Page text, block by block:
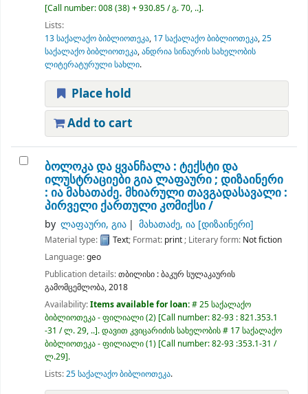
Call number:008 (38) + 930.85 / გ. 70, .. .
Lists:
13 საქალაქო ბიბლიოთეკა, 17 საქალაქო ბიბლიოთეკა,25
საქალაქო ბიბლიოთეკა,ანდრია სინაურის სახელობის
ლიტერატურული სახლი.
Place hold
Add to cart
ბოლოკა და ყვანჩალა : ტექსტი და
ილუსტრაციები გია ლაფაური ; დიზაინერი
: ია მახათაძე. მხიარული თავგადასავალი :
პირველი ქართული კომიქსი /
by ლაფაური, გია მახათაძე, ია[დიზაინერი]
Material type: Text; Format: print ; Literary form: Not fiction
Language:geo
Publication details:თბილისი :ბაკურ სულაკაურის
გამომცემლობა,2018
Availability:Items available for loan:# 25 საქალაქო
ბიბლიოთეკა - ფილიალი(2) Call number:82-93 : 821.353.1
-31 / ლ. 29, .. .დავით კვიცარიძის სახელობის # 17 საქალაქო
ბიბლიოთეკა - ფილიალი(1) Call number:82-93 :353.1-31 /
ლ.29 .
Lists:25 საქალაქო ბიბლიოთეკა.